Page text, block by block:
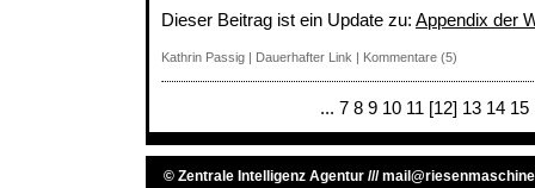
Dieser Beitrag ist ein Update zu: Appendix der
Kathrin Passig | Dauerhafter Link | Kommentare (5)
... 7 8 9 10 11 [12] 13 14 15
© Zentrale Intelligenz Agentur ///